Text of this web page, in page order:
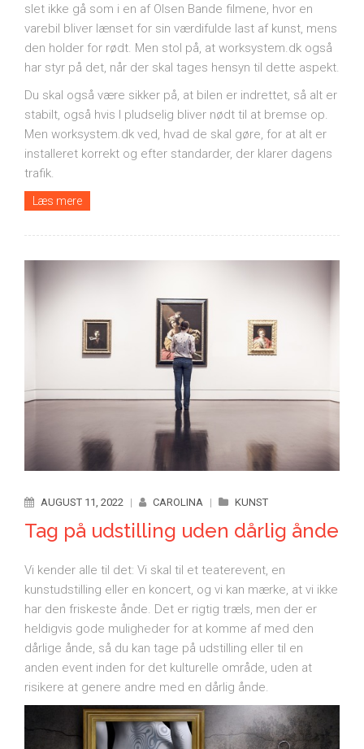
slet ikke gå som i en af Olsen Bande filmene, hvor en
varebil bliver lænset for sin værdifulde last af kunst, mens
den holder for rødt. Men stol på, at worksystem.dk også
har styr på det, når der skal tages hensyn til dette aspekt.
Du skal også være sikker på, at bilen er indrettet, så alt er
stabilt, også hvis I pludselig bliver nødt til at bremse op.
Men worksystem.dk ved, hvad de skal gøre, for at alt er
installeret korrekt og efter standarder, der klarer dagens
trafik.
Læs mere
AUGUST 11, 2022 | CAROLINA | KUNST
Tag på udstilling uden dårlig ånde
Vi kender alle til det: Vi skal til et teaterevent, en
kunstudstilling eller en koncert, og vi kan mærke, at vi ikke
har den friskeste ånde. Det er rigtig træls, men der er
heldigvis gode muligheder for at komme af med den
dårlige ånde, så du kan tage på udstilling eller til en
anden event inden for det kulturelle område, uden at
risikere at genere andre med en dårlig ånde.